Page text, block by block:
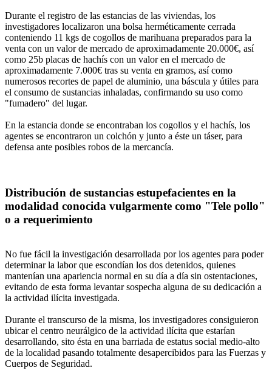
Durante el registro de las estancias de las viviendas, los
investigadores localizaron una bolsa herméticamente cerrada
conteniendo 11 kgs de cogollos de marihuana preparados para la
venta con un valor de mercado de aproximadamente 20.000€, así
como 25b placas de hachís con un valor en el mercado de
aproximadamente 7.000€ tras su venta en gramos, así como
numerosos recortes de papel de aluminio, una báscula y útiles para
el consumo de sustancias inhaladas, confirmando su uso como
"fumadero" del lugar.
En la estancia donde se encontraban los cogollos y el hachís, los
agentes se encontraron un colchón y junto a éste un táser, para
defensa ante posibles robos de la mercancía.
Distribución de sustancias estupefacientes en la
modalidad conocida vulgarmente como "Tele pollo"
o a requerimiento
No fue fácil la investigación desarrollada por los agentes para poder
determinar la labor que escondían los dos detenidos, quienes
mantenían una apariencia normal en su día a día sin ostentaciones,
evitando de esta forma levantar sospecha alguna de su dedicación a
la actividad ilícita investigada.
Durante el transcurso de la misma, los investigadores consiguieron
ubicar el centro neurálgico de la actividad ilícita que estarían
desarrollando, sito ésta en una barriada de estatus social medio-alto
de la localidad pasando totalmente desapercibidos para las Fuerzas y
Cuerpos de Seguridad.